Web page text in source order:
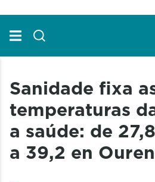
Sanidade fixa
temperaturas
a saúde: de
a 39,2 en